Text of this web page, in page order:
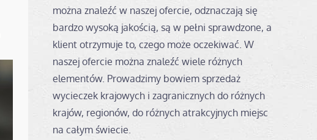
można znaleźć w naszej ofercie, odznaczają się
bardzo wysoką jakością, są w pełni sprawdzone, a
klient otrzymuje to, czego może oczekiwać. W
naszej ofercie można znaleźć wiele różnych
elementów. Prowadzimy bowiem sprzedaż
wycieczek krajowych i zagranicznych do różnych
krajów, regionów, do różnych atrakcyjnych miejsc
na całym świecie.